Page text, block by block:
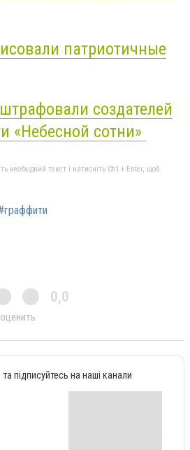
патриотичные
создателей
«Небесной сотни»
необхідний текст і натисніть Ctrl + Enter, щоб
0,0
підписуйтесь на наші канали